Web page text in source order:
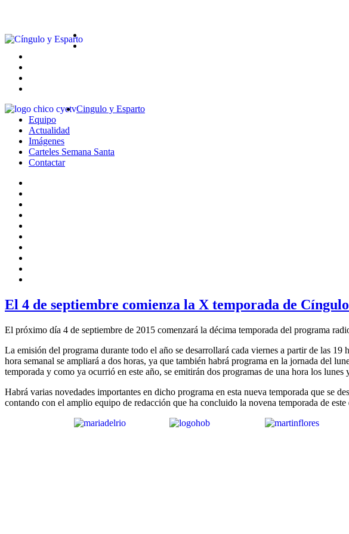
Cingulo y Esparto
Equipo
Actualidad
Imágenes
Carteles Semana Santa
Contactar
El 4 de septiembre comienza la X temporada de
El próximo día 4 de septiembre de 2015 comenzará la décima temporada del programa
La emisión del programa durante todo el año se desarrollará cada viernes a partir de las
hora semanal se ampliará a dos horas, ya que también habrá programa en la jornada del
temporada y como ya ocurrió en este año, se emitirán dos programas de una hora los lunes
Habrá varias novedades importantes en dicho programa en esta nueva temporada que se
contando con el amplio equipo de redacción que ha concluido la novena temporada de